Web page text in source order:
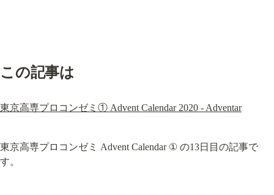
この記事は
東京高専プロコンゼミ① Advent Calendar 2020 - Adventar
東京高専プロコンゼミ Advent Calendar ① の13日目の記事で
す。